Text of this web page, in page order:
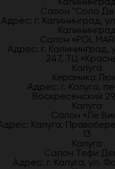
Салон "Соло
Адрес: г. Калининград,
Салон «POL
Адрес: г. Калининград,
247, ТЦ
Калуга
Керамика
Адрес: г. Калуга,
Воскресенский
Калуга
Салон «Ле
Калуга,
13
Калуга
Салон Тефи
Адрес: г. Калуга, ул.